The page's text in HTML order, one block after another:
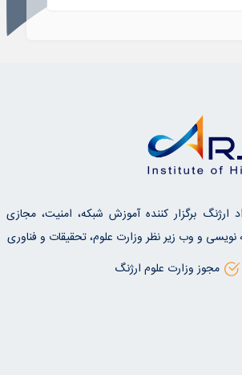
برگزار کننده آموزش شبکه، امنیت، مجازی
نویسی و وب زیر نظر وزارت علوم، تحقیقات و فناوری
مجوز وزارت علوم ارژنگ